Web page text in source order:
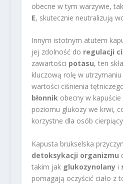
obecne w tym warzywie,
E, skutecznie neutralizują
Innym istotnym atutem
jej zdolność do regulacji
zawartości potasu, ten
kluczową rolę w utrzymaniu
wartości ciśnienia
błonnikobecny w
poziomu glukozy we krwi,
korzystne dla osób
Kapusta brukselska
detoksykacji organizmu
takim jak glukozynolanyi
pomagają oczyścić ciało z